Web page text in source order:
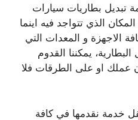
تبديل بطاريات سيارات
الذي تتواجد فيه اينما
الاجهزة و المعدات التي
يمكننا القدوم
عملك او على الطرقات فلا
خدمة نقدمها في كافة